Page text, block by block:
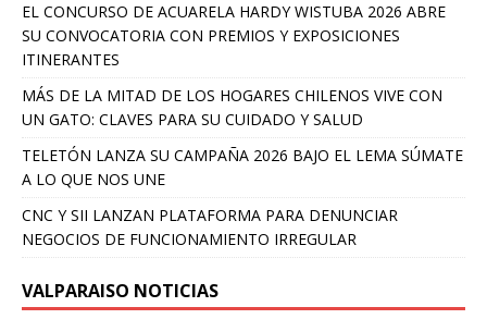
EL CONCURSO DE ACUARELA HARDY WISTUBA 2026 ABRE
SU CONVOCATORIA CON PREMIOS Y EXPOSICIONES
ITINERANTES
MÁS DE LA MITAD DE LOS HOGARES CHILENOS VIVE CON
UN GATO: CLAVES PARA SU CUIDADO Y SALUD
TELETÓN LANZA SU CAMPAÑA 2026 BAJO EL LEMA SÚMATE
A LO QUE NOS UNE
CNC Y SII LANZAN PLATAFORMA PARA DENUNCIAR
NEGOCIOS DE FUNCIONAMIENTO IRREGULAR
VALPARAISO NOTICIAS